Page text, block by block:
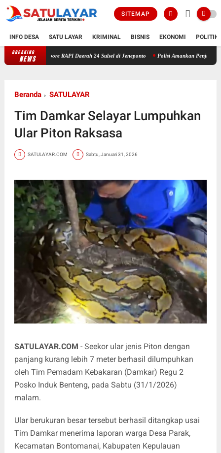
SITEMAP
INFO DESA SATU LAYAR KRIMINAL BISNIS EKONOMI POLITIK
BREAKING
NEWS
Jambore RAPI Daerah 24 Sulsel di Jeneponto Polisi Amankan Penjual Ballo
Beranda SATULAYAR
Tim Damkar Selayar Lumpuhkan
Ular Piton Raksasa
SATULAYAR.COM Sabtu, Januari 31, 2026
SATULAYAR.COM - Seekor ular jenis Piton dengan
panjang kurang lebih 7 meter berhasil dilumpuhkan
oleh Tim Pemadam Kebakaran (Damkar) Regu 2
Posko Induk Benteng, pada Sabtu (31/1/2026)
malam.
‎Ular berukuran besar tersebut berhasil ditangkap usai
Tim Damkar menerima laporan warga Desa Parak,
Kecamatan Bontomanai, Kabupaten Kepulauan